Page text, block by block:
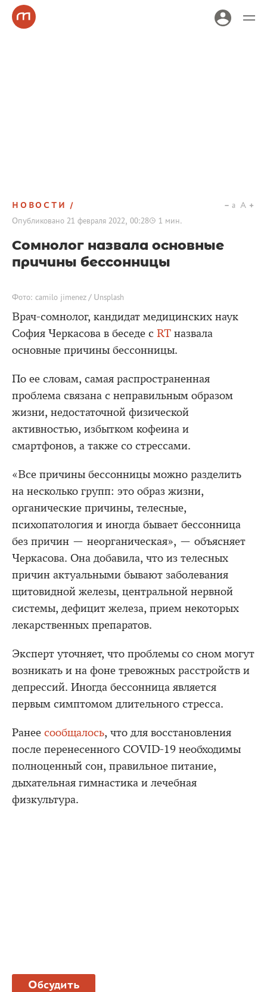
НОВОСТИ
Опубликовано 21 февраля 2022, 00:28 1 мин.
a A
Сомнолог назвала основные
причины бессонницы
Фото: camilo jimenez / Unsplash
Врач-сомнолог, кандидат медицинских наук
София Черкасова в беседе с RT назвала
основные причины бессонницы.
По ее словам, самая распространенная
проблема связана с неправильным образом
жизни, недостаточной физической
активностью, избытком кофеина и
смартфонов, а также со стрессами.
«Все причины бессонницы можно разделить
на несколько групп: это образ жизни,
органические причины, телесные,
психопатология и иногда бывает бессонница
без причин — неорганическая», — объясняет
Черкасова. Она добавила, что из телесных
причин актуальными бывают заболевания
щитовидной железы, центральной нервной
системы, дефицит железа, прием некоторых
лекарственных препаратов.
Эксперт уточняет, что проблемы со сном могут
возникать и на фоне тревожных расстройств и
депрессий. Иногда бессонница является
первым симптомом длительного стресса.
Ранее сообщалось, что для восстановления
после перенесенного COVID-19 необходимы
полноценный сон, правильное питание,
дыхательная гимнастика и лечебная
физкультура.
Обсудить